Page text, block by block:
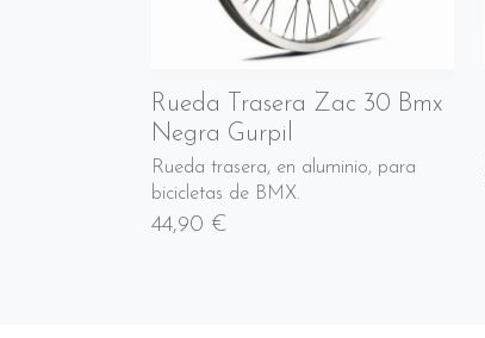
Rueda Trasera Zac 30 Bmx
Negra Gurpil
Rueda trasera, en aluminio, para
bicicletas de BMX.
44,90 €